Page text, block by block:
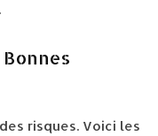
risques. Voici les